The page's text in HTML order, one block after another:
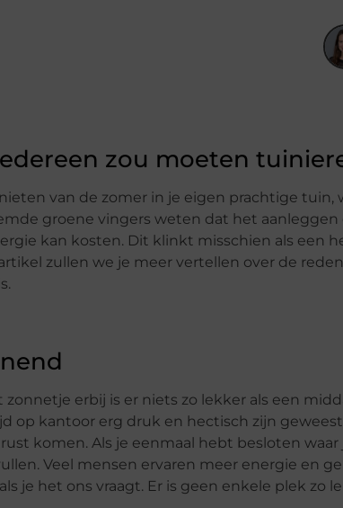
zou moeten
van de zomer in je eigen prachtige tuin,
groene vingers weten dat het
kan kosten. Dit klinkt misschien als een
zullen we je meer vertellen over de
erbij is er niets zo lekker als een
op kantoor erg druk en hectisch zijn
komen. Als je eenmaal hebt besloten
Veel mensen ervaren meer energie en
je het ons vraagt. Er is geen enkele plek zo